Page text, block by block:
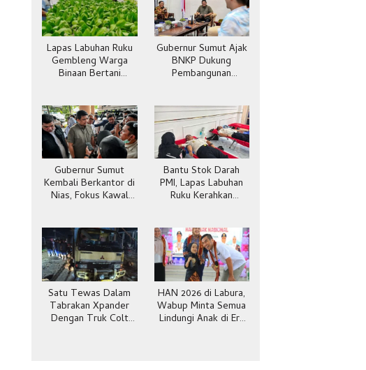
Lapas Labuhan Ruku
Gembleng Warga
Binaan Bertani
Gubernur Sumut Ajak
BNKP Dukung
Pembangunan
Gubernur Sumut
Kembali Berkantor di
Nias, Fokus Kawal
Bantu Stok Darah
PMI, Lapas Labuhan
Ruku Kerahkan
Satu Tewas Dalam
Tabrakan Xpander
Dengan Truk Colt
HAN 2026 di Labura,
Wabup Minta Semua
Lindungi Anak di Era